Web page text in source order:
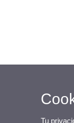
Tu